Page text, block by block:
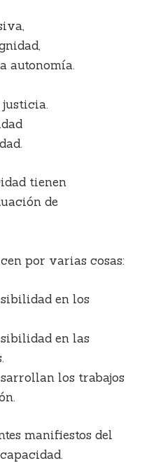
autonomía.
justicia.
tienen
de
por varias cosas:
en los
en las
los trabajos
manifiestos del